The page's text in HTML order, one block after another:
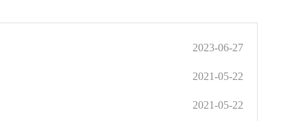
2023-06-27
2021-05-22
2021-05-22